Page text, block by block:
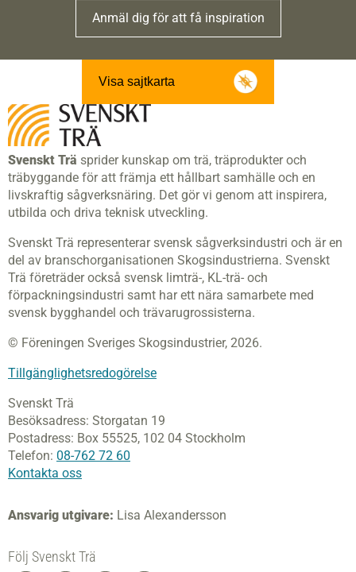
Anmäl dig för att få inspiration
Visa sajtkarta
Svenskt Trä sprider kunskap om trä, träprodukter och
träbyggande för att främja ett hållbart samhälle och en
livskraftig sågverksnäring. Det gör vi genom att inspirera,
utbilda och driva teknisk utveckling.
Svenskt Trä representerar svensk sågverksindustri och är en
del av branschorganisationen Skogsindustrierna. Svenskt
Trä företräder också svensk limträ-, KL-trä- och
förpackningsindustri samt har ett nära samarbete med
svensk bygghandel och trävarugrossisterna.
© Föreningen Sveriges Skogsindustrier, 2026.
Tillgänglighetsredogörelse
Svenskt Trä
Besöksadress: Storgatan 19
Postadress: Box 55525, 102 04 Stockholm
Telefon: 08-762 72 60
Kontakta oss
Ansvarig utgivare: Lisa Alexandersson
Följ Svenskt Trä